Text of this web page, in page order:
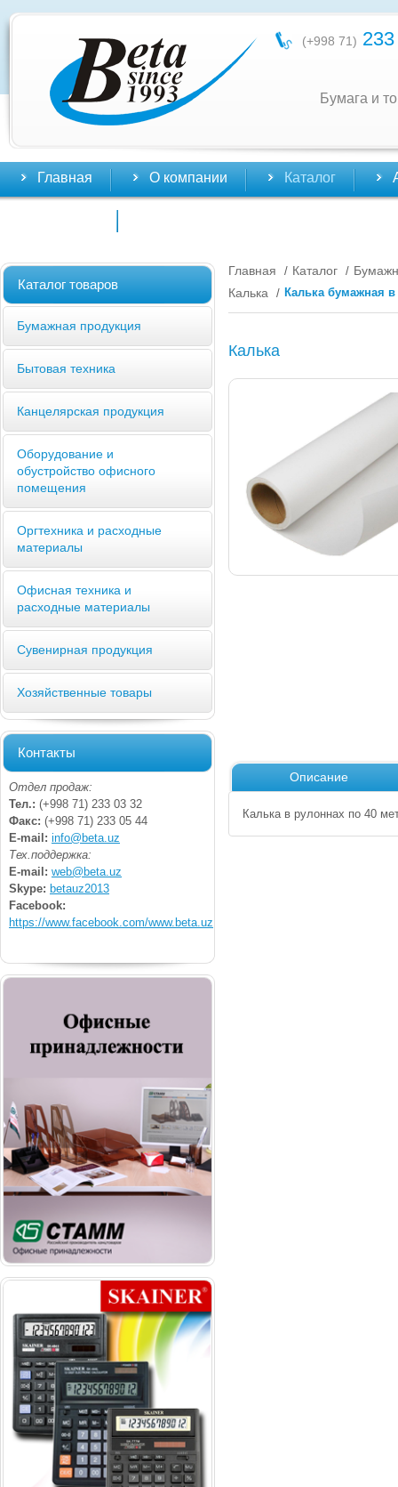
(+998 71)
Бумага и
Главная О компании Каталог
Каталог товаров
Бумажная продукция
Бытовая техника
Канцелярская продукция
Оборудование и
обустройство офисного
помещения
Оргтехника и расходные
материалы
Офисная техника и
расходные материалы
Сувенирная продукция
Хозяйственные товары
Контакты
Отдел продаж:
Тел.: (+998 71) 233 03 32
Факс: (+998 71) 233 05 44
E-mail: info@beta.uz
Тех.поддержка:
E-mail: web@beta.uz
Skype: betauz2013
Facebook:
https://www.facebook.com/www.beta.uz
Главная / Каталог /
Калька / Калька бумажная
Калька
Описание
Калька в рулоннах по 40